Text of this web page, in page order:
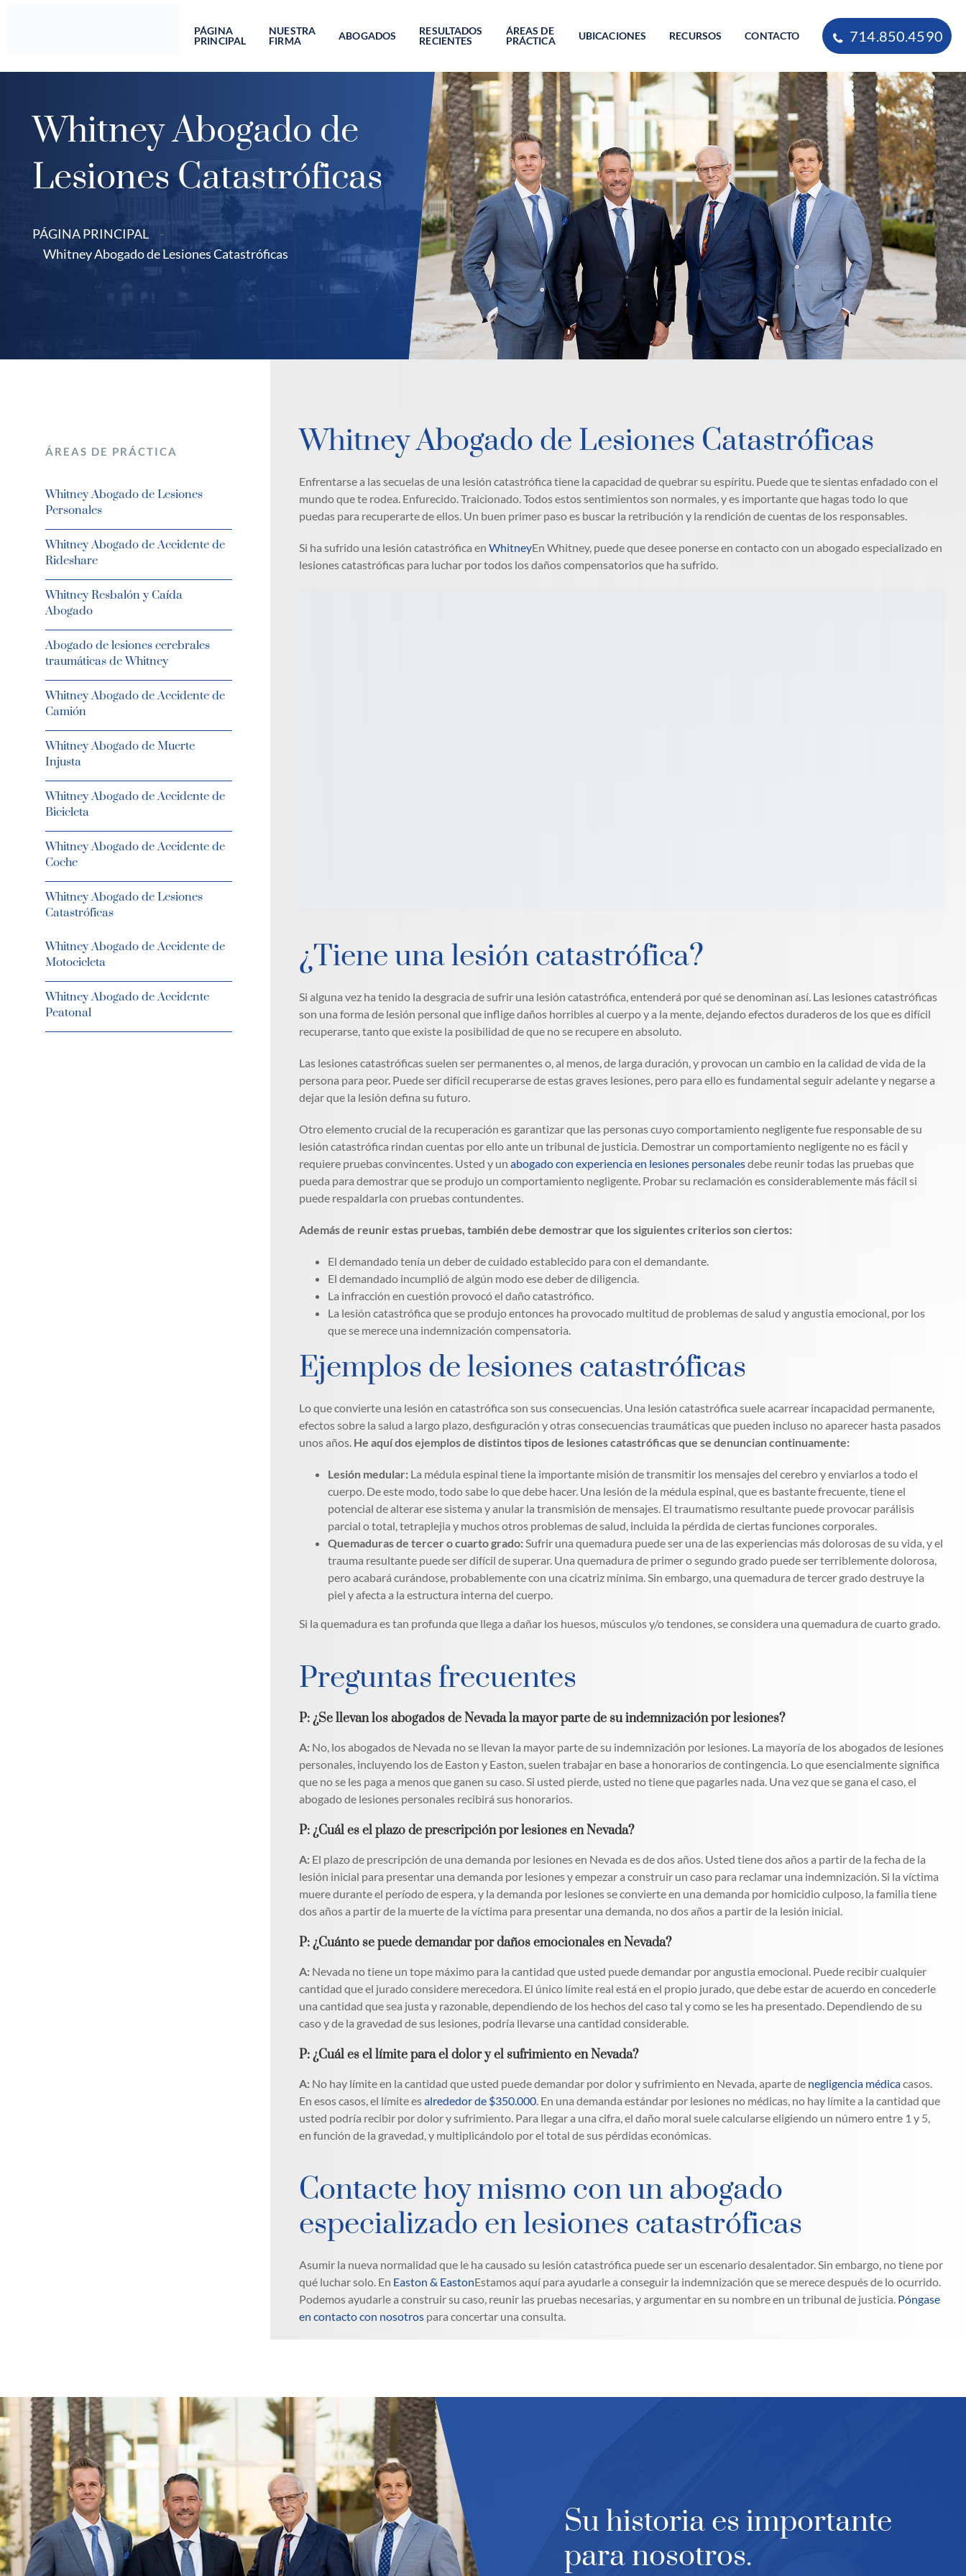
PÁGINA
PRINCIPAL
NUESTRA
FIRMA
ABOGADOS
RESULTADOS
RECIENTES
ÁREAS DE
PRÁCTICA
UBICACIONES RECURSOS CONTACTO 714.850.4590
Whitney Abogado de
Lesiones Catastróficas
PÁGINA PRINCIPAL
-
Whitney Abogado de Lesiones Catastróficas
ÁREAS DE PRÁCTICA
Whitney Abogado de Lesiones
Personales
Whitney Abogado de Accidente de
Rideshare
Whitney Resbalón y Caída
Abogado
Abogado de lesiones cerebrales
traumáticas de Whitney
Whitney Abogado de Accidente de
Camión
Whitney Abogado de Muerte
Injusta
Whitney Abogado de Accidente de
Bicicleta
Whitney Abogado de Accidente de
Coche
Whitney Abogado de Lesiones
Catastróficas
Whitney Abogado de Accidente de
Motocicleta
Whitney Abogado de Accidente
Peatonal
Whitney Abogado de Lesiones Catastróficas
Enfrentarse a las secuelas de una lesión catastrófica tiene la capacidad de quebrar su espíritu. Puede que te sientas enfadado con el
mundo que te rodea. Enfurecido. Traicionado. Todos estos sentimientos son normales, y es importante que hagas todo lo que
puedas para recuperarte de ellos. Un buen primer paso es buscar la retribución y la rendición de cuentas de los responsables.
Si ha sufrido una lesión catastrófica enWhitneyEn Whitney, puede que desee ponerse en contacto con un abogado especializado en
lesiones catastróficas para luchar por todos los daños compensatorios que ha sufrido.
¿Tiene una lesión catastrófica?
Si alguna vez ha tenido la desgracia de sufrir una lesión catastrófica, entenderá por qué se denominan así. Las lesiones catastróficas
son una forma de lesión personal que inflige daños horribles al cuerpo y a la mente, dejando efectos duraderos de los que es difícil
recuperarse, tanto que existe la posibilidad de que no se recupere en absoluto.
Las lesiones catastróficas suelen ser permanentes o, al menos, de larga duración, y provocan un cambio en la calidad de vida de la
persona para peor. Puede ser difícil recuperarse de estas graves lesiones, pero para ello es fundamental seguir adelante y negarse a
dejar que la lesión defina su futuro.
Otro elemento crucial de la recuperación es garantizar que las personas cuyo comportamiento negligente fue responsable de su
lesión catastrófica rindan cuentas por ello ante un tribunal de justicia. Demostrar un comportamiento negligente no es fácil y
requiere pruebas convincentes. Usted y unabogado con experiencia en lesiones personalesdebe reunir todas las pruebas que
pueda para demostrar que se produjo un comportamiento negligente. Probar su reclamación es considerablemente más fácil si
puede respaldarla con pruebas contundentes.
Además de reunir estas pruebas, también debe demostrar que los siguientes criterios son ciertos:
El demandado tenía un deber de cuidado establecido para con el demandante.
El demandado incumplió de algún modo ese deber de diligencia.
La infracción en cuestión provocó el daño catastrófico.
La lesión catastrófica que se produjo entonces ha provocado multitud de problemas de salud y angustia emocional, por los
que se merece una indemnización compensatoria.
Ejemplos de lesiones catastróficas
Lo que convierte una lesión en catastrófica son sus consecuencias. Una lesión catastrófica suele acarrear incapacidad permanente,
efectos sobre la salud a largo plazo, desfiguración y otras consecuencias traumáticas que pueden incluso no aparecer hasta pasados
unos años. He aquí dos ejemplos de distintos tipos de lesiones catastróficas que se denuncian continuamente:
Lesión medular: La médula espinal tiene la importante misión de transmitir los mensajes del cerebro y enviarlos a todo el
cuerpo. De este modo, todo sabe lo que debe hacer. Una lesión de la médula espinal, que es bastante frecuente, tiene el
potencial de alterar ese sistema y anular la transmisión de mensajes. El traumatismo resultante puede provocar parálisis
parcial o total, tetraplejia y muchos otros problemas de salud, incluida la pérdida de ciertas funciones corporales.
Quemaduras de tercer o cuarto grado:Sufrir una quemadura puede ser una de las experiencias más dolorosas de su vida, y el
trauma resultante puede ser difícil de superar. Una quemadura de primer o segundo grado puede ser terriblemente dolorosa,
pero acabará curándose, probablemente con una cicatriz mínima. Sin embargo, una quemadura de tercer grado destruye la
piel y afecta a la estructura interna del cuerpo.
Si la quemadura es tan profunda que llega a dañar los huesos, músculos y/o tendones, se considera una quemadura de cuarto grado.
Preguntas frecuentes
P: ¿Se llevan los abogados de Nevada la mayor parte de su indemnización por lesiones?
A: No, los abogados de Nevada no se llevan la mayor parte de su indemnización por lesiones. La mayoría de los abogados de lesiones
personales, incluyendo los de Easton y Easton, suelen trabajar en base a honorarios de contingencia. Lo que esencialmente significa
que no se les paga a menos que ganen su caso. Si usted pierde, usted no tiene que pagarles nada. Una vez que se gana el caso, el
abogado de lesiones personales recibirá sus honorarios.
P: ¿Cuál es el plazo de prescripción por lesiones en Nevada?
A: El plazo de prescripción de una demanda por lesiones en Nevada es de dos años. Usted tiene dos años a partir de la fecha de la
lesión inicial para presentar una demanda por lesiones y empezar a construir un caso para reclamar una indemnización. Si la víctima
muere durante el período de espera, y la demanda por lesiones se convierte en una demanda por homicidio culposo, la familia tiene
dos años a partir de la muerte de la víctima para presentar una demanda, no dos años a partir de la lesión inicial.
P: ¿Cuánto se puede demandar por daños emocionales en Nevada?
A: Nevada no tiene un tope máximo para la cantidad que usted puede demandar por angustia emocional. Puede recibir cualquier
cantidad que el jurado considere merecedora. El único límite real está en el propio jurado, que debe estar de acuerdo en concederle
una cantidad que sea justa y razonable, dependiendo de los hechos del caso tal y como se les ha presentado. Dependiendo de su
caso y de la gravedad de sus lesiones, podría llevarse una cantidad considerable.
P: ¿Cuál es el límite para el dolor y el sufrimiento en Nevada?
A: No hay límite en la cantidad que usted puede demandar por dolor y sufrimiento en Nevada, aparte de negligencia médicacasos.
En esos casos, el límite esalrededor de $350.000. En una demanda estándar por lesiones no médicas, no hay límite a la cantidad que
usted podría recibir por dolor y sufrimiento. Para llegar a una cifra, el daño moral suele calcularse eligiendo un número entre 1 y 5,
en función de la gravedad, y multiplicándolo por el total de sus pérdidas económicas.
Contacte hoy mismo con un abogado
especializado en lesiones catastróficas
Asumir la nueva normalidad que le ha causado su lesión catastrófica puede ser un escenario desalentador. Sin embargo, no tiene por
qué luchar solo. En Easton & EastonEstamos aquí para ayudarle a conseguir la indemnización que se merece después de lo ocurrido.
Podemos ayudarle a construir su caso, reunir las pruebas necesarias, y argumentar en su nombre en un tribunal de justicia. Póngase
en contacto con nosotros para concertar una consulta.
Su historia es importante
para nosotros.